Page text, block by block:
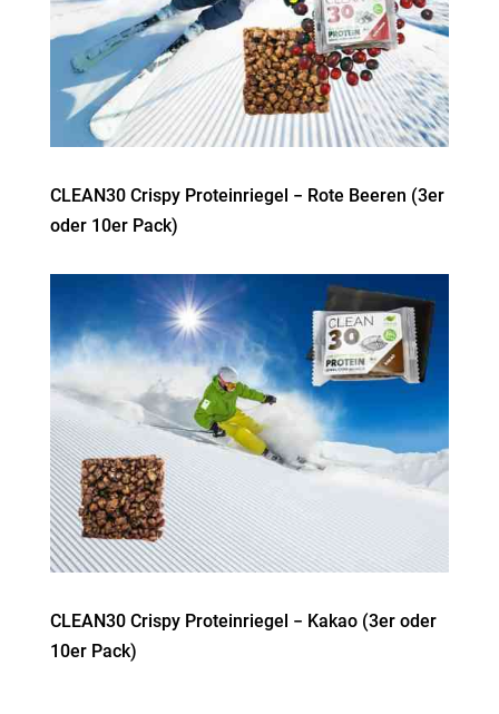
CLEAN30 Crispy Prote­in­riegel − Rote Beeren (3er
oder 10er Pack)
CLEAN30 Crispy Prote­in­riegel − Kakao (3er oder
10er Pack)